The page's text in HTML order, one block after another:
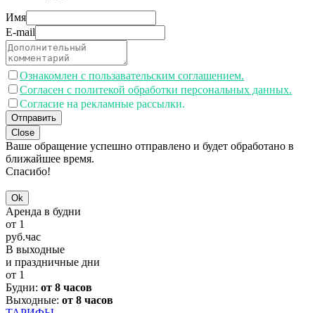
Имя
E-mail
Ознакомлен с пользавательским соглашением.
Согласен с политекой обработки персональных данных.
Согласие на рекламные рассылки.
Отправить
Close
Ваше обращение успешно отправлено и будет обработано в
ближайшее время.
Спасибо!
Ok
Аренда в будни
от 1
руб.час
В выходные
и праздничные дни
от 1
Будни: от 8 часов
Выходные: от 8 часов